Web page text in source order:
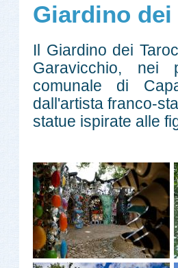
Giardino dei
Il Giardino dei
Garavicchio, nei
comunale di
dall'artista franco-
statue ispirate alle